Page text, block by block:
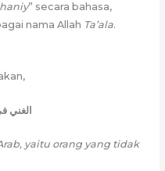
” secara bahasa,
nama Allah Ta’ala.
الغني
yaitu orang yang tidak